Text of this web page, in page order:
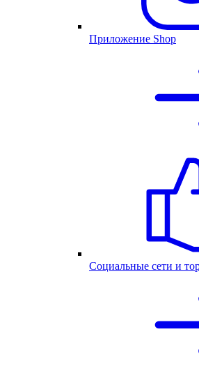
Приложение Shop
Социальные сети и